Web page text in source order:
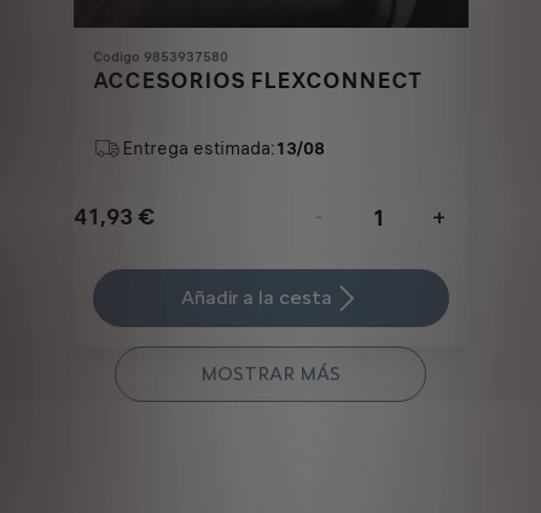
Codigo 9853937580
ACCESORIOS FLEXCONNECT
Entrega estimada:13/08
41,93 €
Price
41,93
-
+
Quantity
updated
Añadir a la cesta
MOSTRAR MÁS